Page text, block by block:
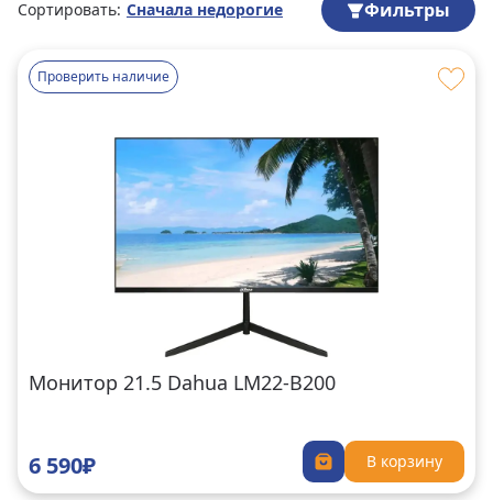
Сортировать: Сначала недорогие Фильтры
Проверить наличие
Монитор 21.5 Dahua LM22-B200
6 590₽ В корзину